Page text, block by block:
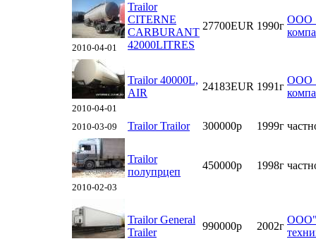
2010-04-01
Trailor
CITERNE
CARBURANT
42000LITRES
27700EUR 1990г
ООО
2010-04-01
Trailor 40000L,
AIR
24183EUR 1991г
ООО
2010-03-09 Trailor Trailor 300000р 1999г
2010-02-03
Trailor
полупрцеп
450000р 1998г
Trailor General
Trailer
990000р 2002г